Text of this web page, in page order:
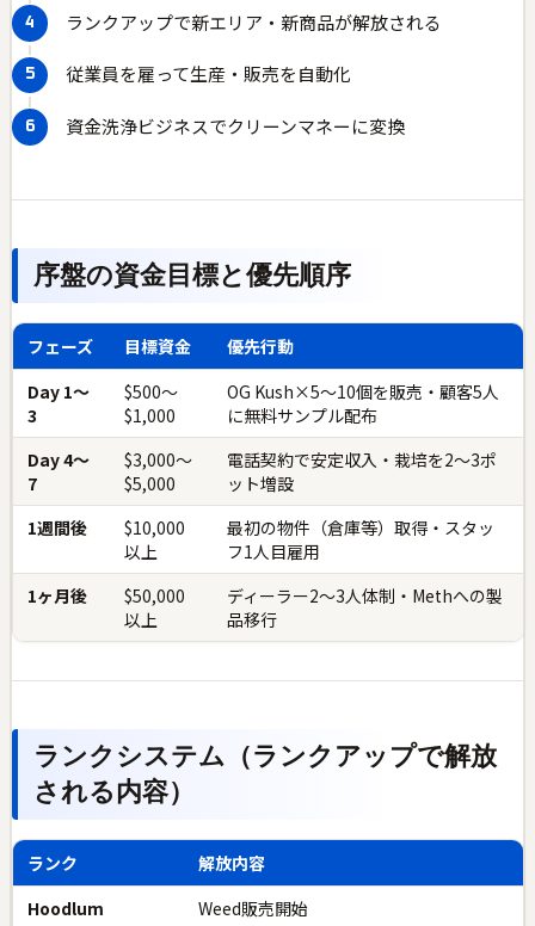
ランクアップで新エリア・新商品が解放される
従業員を雇って生産・販売を自動化
資金洗浄ビジネスでクリーンマネーに変換
序盤の資金目標と優先順序
フェーズ 目標資金
優先行動
Day 1〜
3
$500〜
$1,000
OG Kush×5〜10個を販売・顧客5人
に無料サンプル配布
Day 4〜
7
$3,000〜
$5,000
電話契約で安定収入・栽培を2〜3ポ
ット増設
1週間後
$10,000
以上
最初の物件（倉庫等）取得・スタッ
フ1人目雇用
1ヶ月後
$50,000
以上
ディーラー2〜3人体制・Methへの製
品移行
ランクシステム（ランクアップで解放
される内容）
ランク
解放内容
Hoodlum
Weed販売開始